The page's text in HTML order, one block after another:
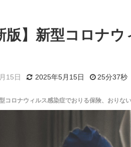
版】新型コロナ
15日 2025年5月15日 25分37秒
コロナウィルス感染症でおりる保険、おりな